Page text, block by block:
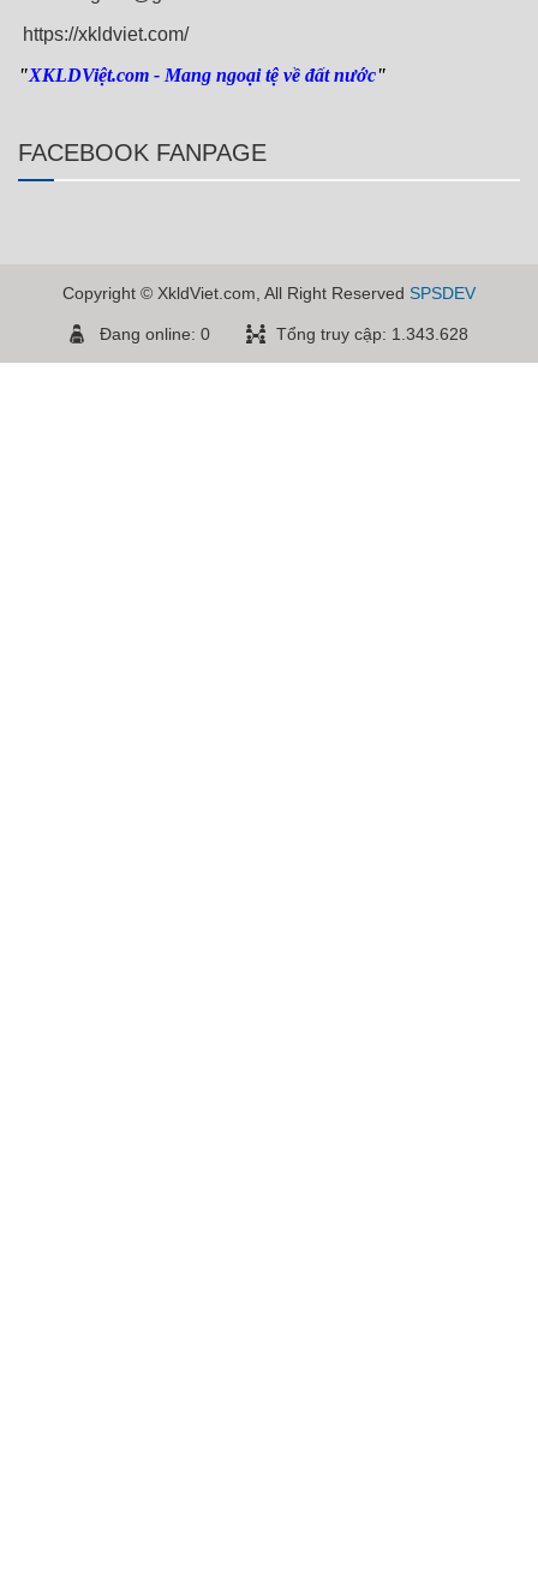
https://xkldviet.com/
"XKLDViệt.com - Mang ngoại tệ về đất nước"
FACEBOOK FANPAGE
Copyright © XkldViet.com, All Right Reserved SPSDEV
Đang online: 0 Tổng truy cập: 1.343.628